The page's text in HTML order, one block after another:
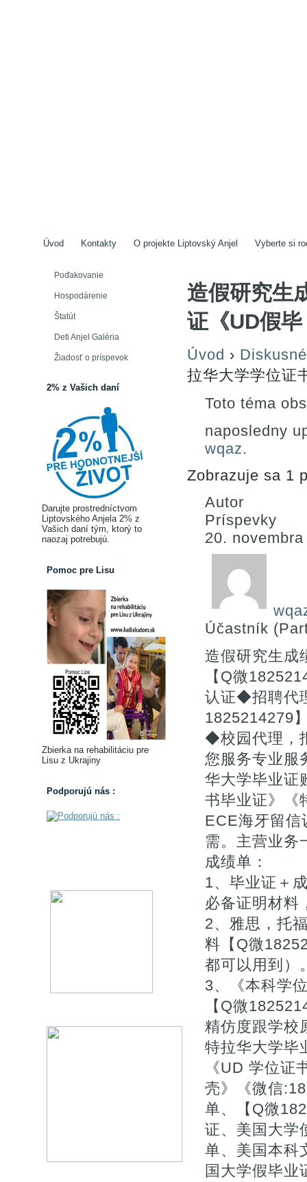
Úvod Kontakty O projekte Liptovský Anjel Vyberte si
Poďakovanie
Hospodárenie
Štatút
Deti Anjel Galéria
Žiadosť o príspevok
2% z Vašich daní
Darujte prostredníctvom
Liptovského Anjela 2% z
Vašich daní tým, ktorý to
naozaj potrebujú.
Pomoc pre Lisu
Zbierka na rehabilitáciu pre
Lisu z Ukrajiny
Podporujú nás :
造假研究生
证《UD假毕
Úvod ›
拉华大学学位证
Toto téma
naposledny
wqaz.
Zobrazuje sa 1
Autor
Príspevky
20.
Účastník
造假研究生成
【Q微
认证◆招聘代
1825214279
◆校园代理，
您服务专业服
华大学毕业证
书毕业证》《
ECE海牙留
需。主营业务
成绩单：
1、毕业证＋
必备证明材料
2、雅思，托
料【Q微
都可以用到）
3、《本科学
【Q微
精仿度跟学校
特拉华大学毕
《UD 学位证
壳》《微信
单、【Q微
证、美国大学
单、美国本科
国大学假毕业